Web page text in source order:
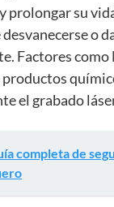
prolongar su
o
Factores como
el grabado
completa de